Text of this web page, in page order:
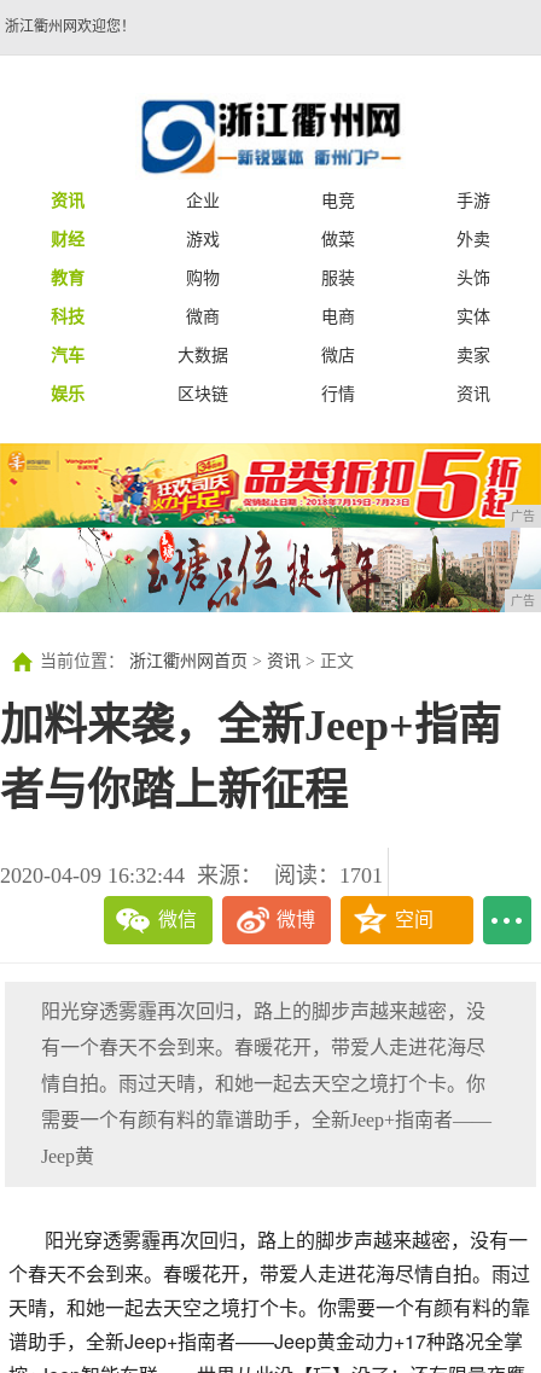
浙江衢州网欢迎您！
资讯 企业 电竞
手游
财经
游戏 做菜
外卖
教育
购物 服装
头饰
科技
微商 电商
实体
汽车
大数据 微店
卖家
娱乐
区块链 行情 资讯
广告
广告
当前位置： 浙江衢州网首页 > 资讯 > 正文
加料来袭，全新Jeep+指南
者与你踏上新征程
2020-04-09 16:32:44 来源： 阅读：1701
微信 微博 空间
阳光穿透雾霾再次回归，路上的脚步声越来越密，没
有一个春天不会到来。春暖花开，带爱人走进花海尽
情自拍。雨过天晴，和她一起去天空之境打个卡。你
需要一个有颜有料的靠谱助手，全新Jeep+指南者——
Jeep黄
阳光穿透雾霾再次回归，路上的脚步声越来越密，没有一
个春天不会到来。春暖花开，带爱人走进花海尽情自拍。雨过
天晴，和她一起去天空之境打个卡。你需要一个有颜有料的靠
谱助手，全新Jeep+指南者——Jeep黄金动力+17种路况全掌